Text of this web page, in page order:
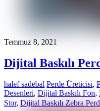
Temmuz 8, 2021
Dijital Baskılı
halef sadebal Perde Üreticisi,
Desenleri, Dijital Baskılı Fon,
Stor, Dijital Baskılı Zebra